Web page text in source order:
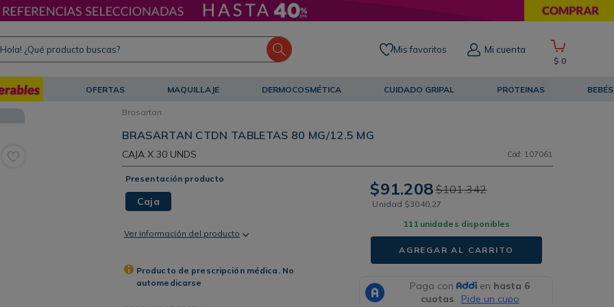
¿Qué producto buscas?
Mis favoritos Mi cuenta
$ 0
OFERTAS MAQUILLAJE DERMOCOSMÉTICA CUIDADO GRIPAL PROTEINAS BEBÉS
Brasartan
BRASARTAN CTDN TABLETAS 80 MG/12.5 MG
CAJA X 30 UNDS Cód : 107061
Presentación producto
Caja
Ver información del producto
Producto de prescripción médica. No
automedicarse
$91.208$101.342
Unidad $3040,27
111 unidades disponibles
AGREGAR AL CARRITO